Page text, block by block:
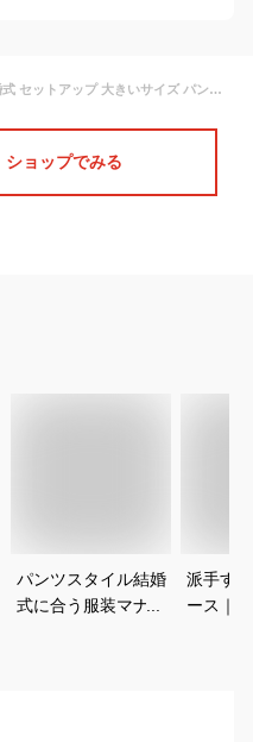
パンツドレス 結婚式 セットアップ 大きいサイズ パンツスーツ フォーマル お呼ばれ セレモニー 演奏会 パーティードレス 披露宴 二次会 成人式 同窓会 オケージョン50代 40代 30代 ドレス フォーマルドレス ケープ クロップドパンツ 七分丈 ツーピース 大きいサイズ 長袖
ショップでみる
パンツスタイル結婚
式に合う服装マナー
派手す
ース｜